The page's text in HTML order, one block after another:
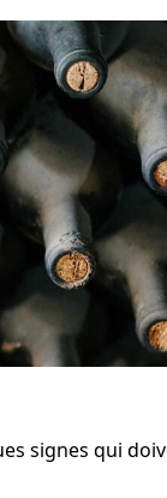
signes qui